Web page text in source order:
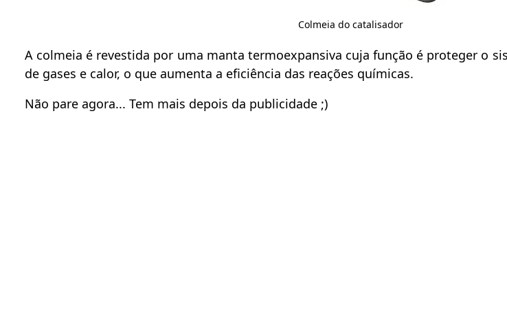
Colmeia do catalisador
A colmeia é revestida por uma manta termoexpansiva cuja função é proteger o
de gases e calor, o que aumenta a eficiência das reações químicas.
Não pare agora... Tem mais depois da publicidade ;)